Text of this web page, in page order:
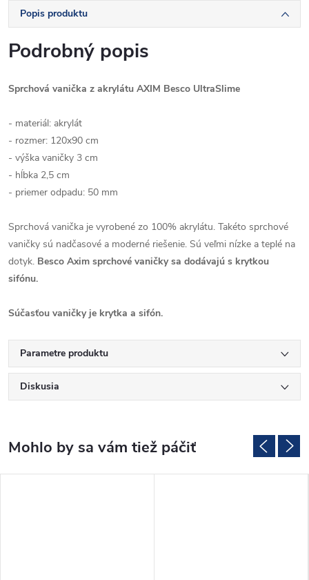
Popis produktu
Podrobný popis
Sprchová vanička z akrylátu AXIM Besco UltraSlime
- materiál: akrylát
- rozmer: 120x90 cm
- výška vaničky 3 cm
- hĺbka 2,5 cm
- priemer odpadu: 50 mm
Sprchová vanička je vyrobené zo 100% akrylátu. Takéto sprchové
vaničky sú nadčasové a moderné riešenie. Sú veľmi nízke a teplé na
dotyk. Besco Axim sprchové vaničky sa dodávajú s krytkou
sifónu.
Súčasťou vaničky je krytka a sifón.
Parametre produktu
Diskusia